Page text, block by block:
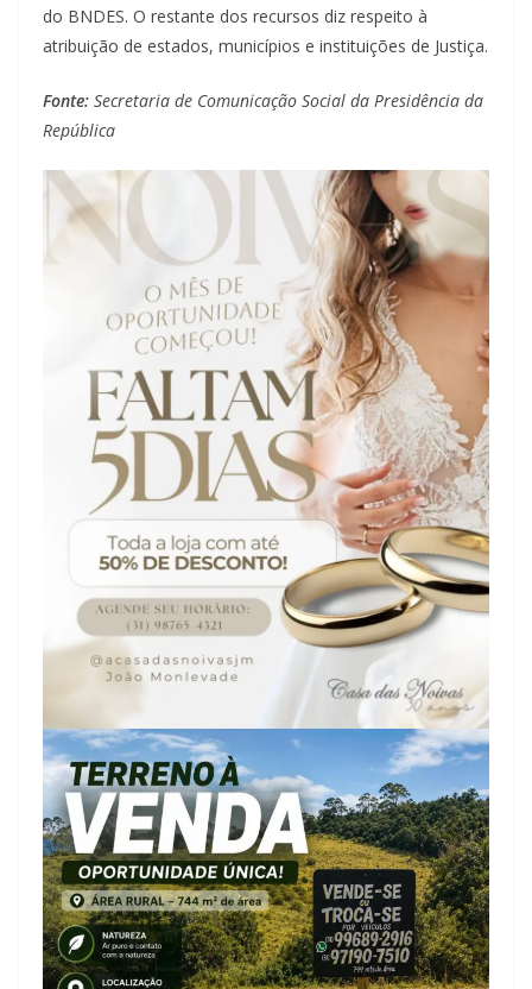
do BNDES. O restante dos recursos diz respeito à
atribuição de estados, municípios e instituições de Justiça.
Fonte: Secretaria de Comunicação Social da Presidência da
República